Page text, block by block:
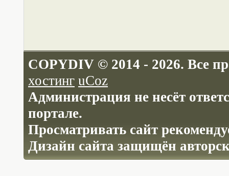
COPYDIV © 2014 - 2026. Все
хостинг uCoz
Администрация не несёт
портале.
Просматривать сайт
Дизайн сайта защищён